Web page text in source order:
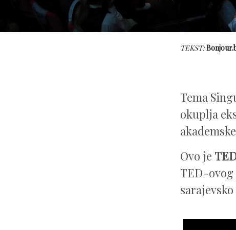
TEKST:
Tema
okuplja
Ovo je
TED-